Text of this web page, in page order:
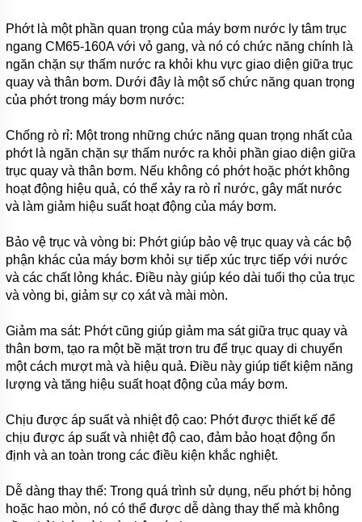
Phớt là một phần quan trọng của máy bơm nước ly tâm trục
ngang CM65-160A với vỏ gang, và nó có chức năng chính là
ngăn chặn sự thấm nước ra khỏi khu vực giao diện giữa trục
quay và thân bơm. Dưới đây là một số chức năng quan trọng
của phớt trong máy bơm nước:
Chống rò rỉ: Một trong những chức năng quan trọng nhất của
phớt là ngăn chặn sự thấm nước ra khỏi phần giao diện giữa
trục quay và thân bơm. Nếu không có phớt hoặc phớt không
hoạt động hiệu quả, có thể xảy ra rò rỉ nước, gây mất nước
và làm giảm hiệu suất hoạt động của máy bơm.
Bảo vệ trục và vòng bi: Phớt giúp bảo vệ trục quay và các bộ
phận khác của máy bơm khỏi sự tiếp xúc trực tiếp với nước
và các chất lỏng khác. Điều này giúp kéo dài tuổi thọ của trục
và vòng bi, giảm sự cọ xát và mài mòn.
Giảm ma sát: Phớt cũng giúp giảm ma sát giữa trục quay và
thân bơm, tạo ra một bề mặt trơn tru để trục quay di chuyển
một cách mượt mà và hiệu quả. Điều này giúp tiết kiệm năng
lượng và tăng hiệu suất hoạt động của máy bơm.
Chịu được áp suất và nhiệt độ cao: Phớt được thiết kế để
chịu được áp suất và nhiệt độ cao, đảm bảo hoạt động ổn
định và an toàn trong các điều kiện khắc nghiệt.
Dễ dàng thay thế: Trong quá trình sử dụng, nếu phớt bị hỏng
hoặc hao mòn, nó có thể được dễ dàng thay thế mà không